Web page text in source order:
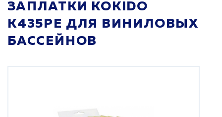
ЗАПЛАТКИ KOKIDO
K435PE ДЛЯ ВИНИЛОВЫХ
БАССЕЙНОВ